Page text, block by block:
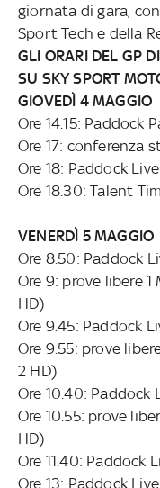
giornata di gara,
Sport Tech e della
GLI ORARI DEL GP
SU SKY SPORT
GIOVEDÌ 4 MAGGIO
Ore 14.15: Paddock
Ore 17: conferenza
Ore 18: Paddock
Ore 18.30: Talent
VENERDÌ 5 MAGGIO
Ore 8.50: Paddock
Ore 9: prove libere
HD)
Ore 9.45: Paddock
Ore 9.55: prove
2 HD)
Ore 10.40: Paddock
Ore 10.55: prove
HD)
Ore 11.40: Paddock
Ore 13: Paddock